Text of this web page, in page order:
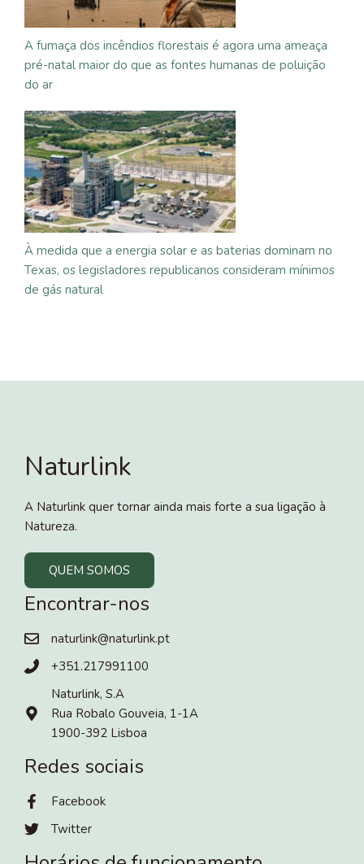
A fumaça dos incêndios florestais é agora uma ameaça
pré-natal maior do que as fontes humanas de poluição
do ar
À medida que a energia solar e as baterias dominam no
Texas, os legisladores republicanos consideram mínimos
de gás natural
Naturlink
A Naturlink quer tornar ainda mais forte a sua ligação à
Natureza.
QUEM SOMOS
Encontrar-nos
naturlink@naturlink.pt
+351.217991100
Naturlink, S.A
Rua Robalo Gouveia, 1-1A
1900-392 Lisboa
Redes sociais
Facebook
Twitter